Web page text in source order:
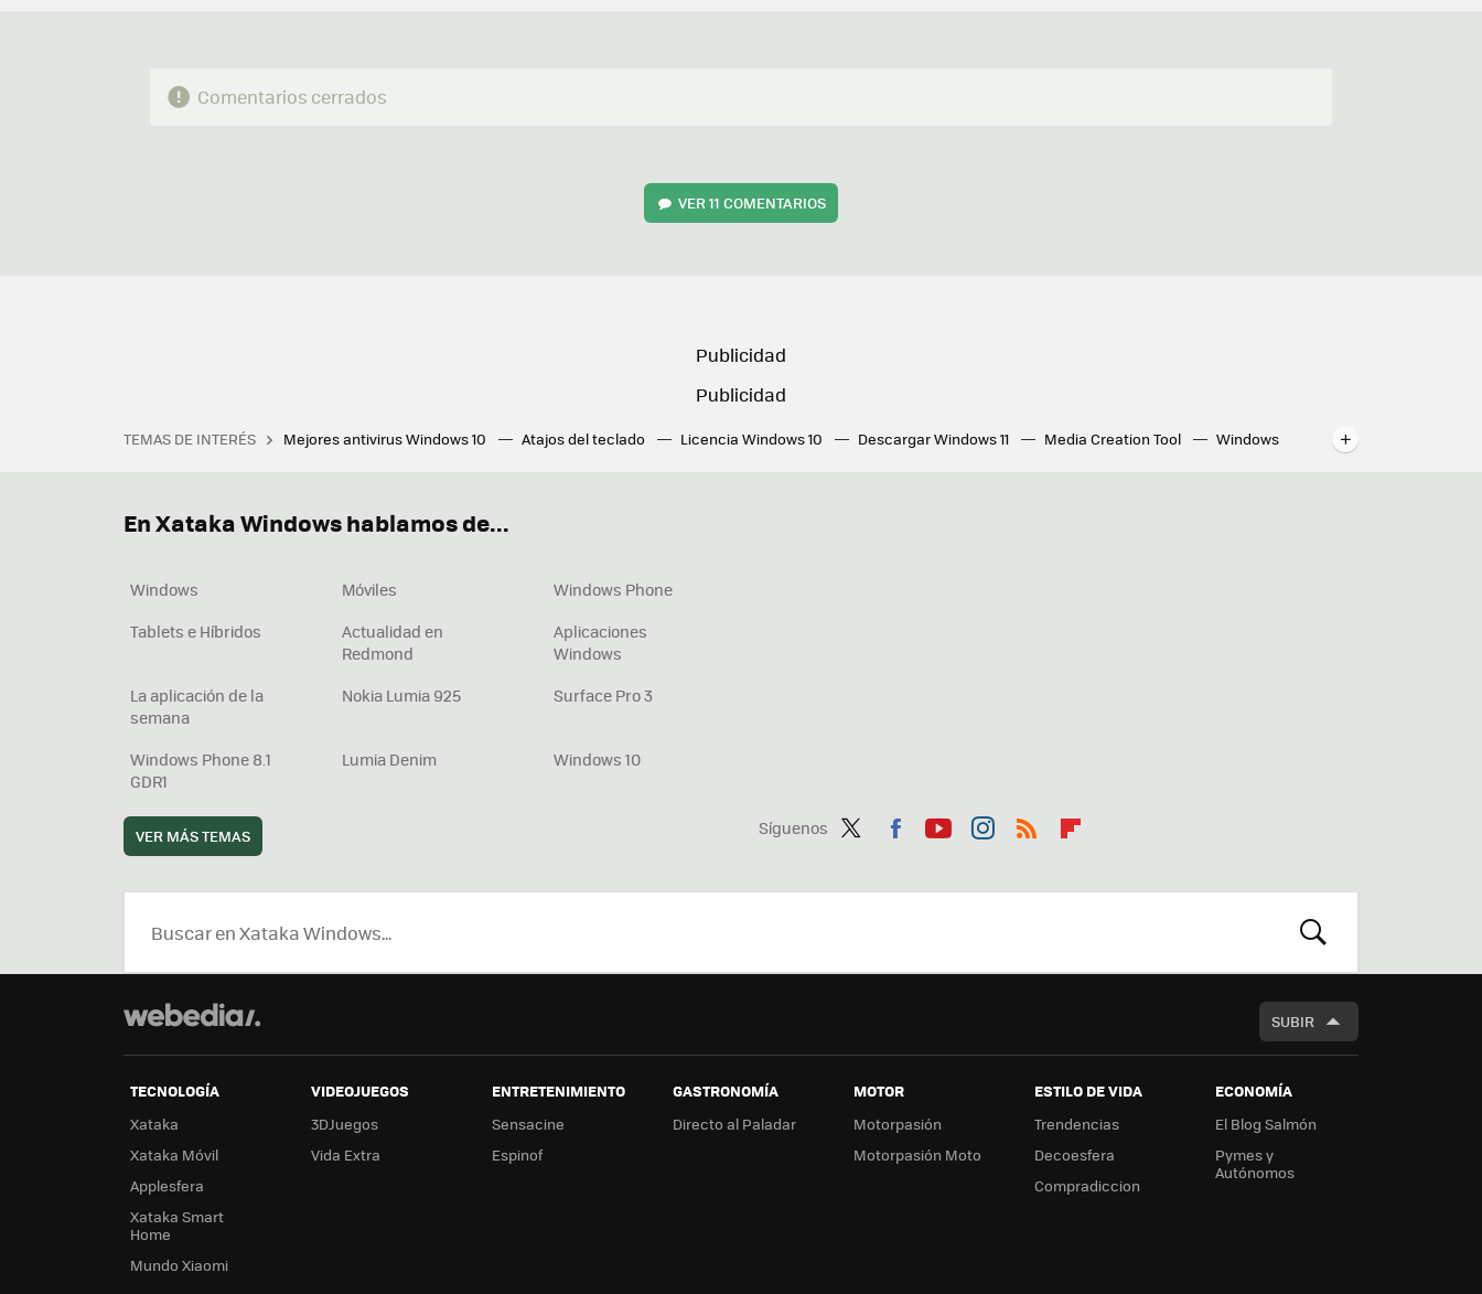
Comentarios cerrados
VER11 COMENTARIOS
TEMAS DE INTERÉS Mejores antivirus Windows 10 Atajos del teclado Licencia Windows 10 Descargar Windows 11 Media Creation Tool
Windows
Síguenos
ter
ebo tub agr
boa
En Xataka Windows hablamos de...
Windows Móviles
Windows Phone
Tablets e Híbridos
Actualidad en
Redmond
Aplicaciones
Windows
La aplicación de la
semana
Nokia Lumia 925 Surface Pro 3
Windows Phone 8.1
GDR1
Lumia Denim Windows 10
VER MÁS TEMAS
BUSCAR
SUBIR
TECNOLOGÍA
Xataka
Xataka Móvil
Applesfera
Xataka Smart
Home
Mundo Xiaomi
VIDEOJUEGOS
3DJuegos
Vida Extra
ENTRETENIMIENTO
Sensacine
Espinof
GASTRONOMÍA
Directo al Paladar
MOTOR
Motorpasión
Motorpasión Moto
ESTILO DE VIDA
Trendencias
Decoesfera
Compradiccion
ECONOMÍA
El Blog Salmón
Pymes y
Autónomos